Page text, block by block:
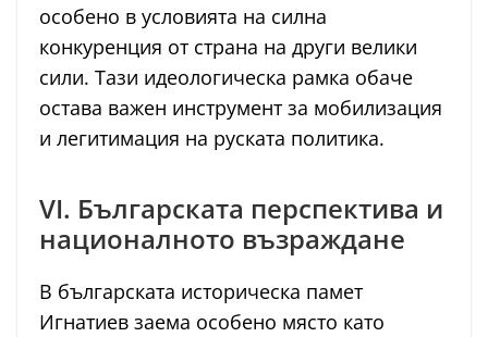
особено в условията на силна
конкуренция от страна на други велики
сили. Тази идеологическа рамка обаче
остава важен инструмент за мобилизация
и легитимация на руската политика.
VI. Българската перспектива и
националното възраждане
В българската историческа памет
Игнатиев заема особено място като